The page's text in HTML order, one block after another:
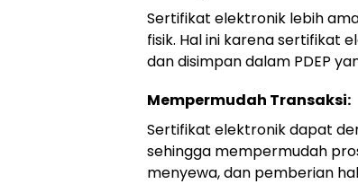
Sertifikat elektronik lebih
fisik. Hal ini karena sertifikat
dan disimpan dalam PDEP
Mempermudah Transaksi:
Sertifikat elektronik dapat
sehingga mempermudah
menyewa, dan pemberian